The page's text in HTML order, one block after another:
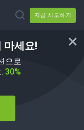
지금 시도하기
마세요!
으로
30%